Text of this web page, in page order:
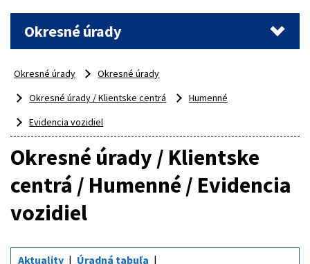
Okresné úrady
Okresné úrady
Okresné úrady
Okresné úrady / Klientske centrá
Humenné
Evidencia vozidiel
Okresné úrady / Klientske
centrá / Humenné / Evidencia
vozidiel
Aktuality
Úradná tabuľa